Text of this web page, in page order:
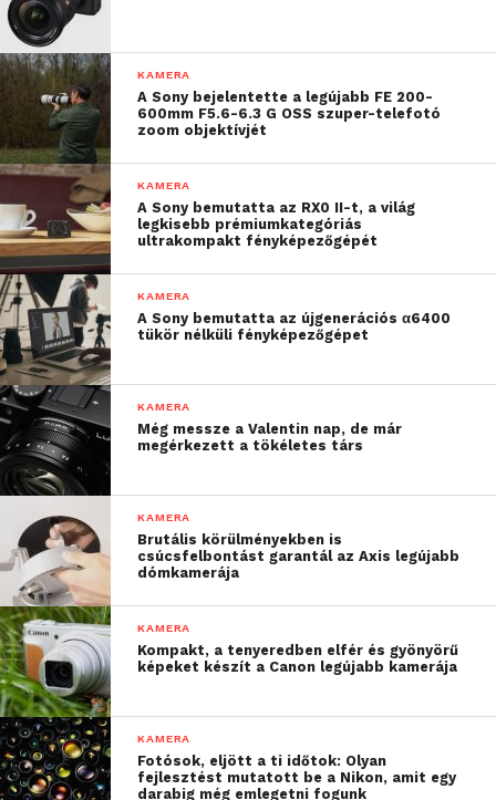
A rengeteg forgalomban lévő, hamisított SJCAM
kamera problémáját felismerve a gyártó egy egyedi,
lekaparható, speciális matricát helyezett el az eredeti
termékek dobozán. A vásárlás folyamán a vevő így
megbizonyosodhat a gyártó weboldalán a termék
eredetiségéről.
KAMERA
A Sony bejelentette a legújabb FE 200-
600mm F5.6-6.3 G OSS szuper-telefotó
zoom objektívjét
KAMERA
A Sony bemutatta az RX0 II-t, a világ
legkisebb prémiumkategóriás
ultrakompakt fényképezőgépét
KAMERA
A Sony bemutatta az újgenerációs α6400
tükör nélküli fényképezőgépet
KAMERA
Még messze a Valentin nap, de már
megérkezett a tökéletes társ
KAMERA
Brutális körülményekben is
csúcsfelbontást garantál az Axis legújabb
dómkamerája
KAMERA
Kompakt, a tenyeredben elfér és gyönyörű
képeket készít a Canon legújabb kamerája
KAMERA
Fotósok, eljött a ti időtok: Olyan
fejlesztést mutatott be a Nikon, amit egy
darabig még emlegetni fogunk